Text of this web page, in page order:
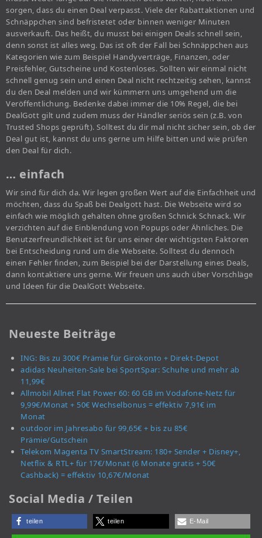
sorgen, dass du einen Deal verpasst. Viele der Rabattaktionen und
Schnäppchen sind befristetet oder binnen weniger Minuten
ausverkauft. Das heißt, du musst bei einigen Deals schnell sein,
denn sonst ist alles weg. Das ist oft der Fall bei Schnäppchen aus
Kategorien wie zum Beispiel Handyverträge, Finanzen, oder
Preisfehler, Gutscheine und Kostenloses. Sollten wir einmal nicht
schnell genug sein und einen Deal nicht rechtzeitig sehen, kannst
du den Deal melden und wir kümmern uns umgehend um die
Veröffentlichung. Bedenke dabei immer die 10% Regel, die bei
DealGott gilt und zudem muss der Händler seriös sein (z.B. von
Trusted Shops geprüft). Solltest du dir mal nicht sicher sein, ob der
Deal gut ist, kannst du uns gerne um Hilfe bitten und wie prüfen
den Deal für dich.
… einfach
Wir sind für dich da. Wir legen großen Wert auf die Einfachheit und
möchten, dass du Spaß bei Dealgott hast. Die Webseite wird so
einfach wie möglich gehalten ohne großen Schnick Schnack. Wir
verzichten auf die Einblendung von Popups oder Ähnliches. Die
Benutzerfreundlichkeit ist für uns einer der wichtigsten Faktoren
bei Entscheidung rund um die Webseite. Solltest du dennoch
einen Fehler finden, zum Beispiel bei der Darstellung eines Deals,
dann kontaktiere uns gerne. Wir freuen uns auch über Vorschläge
und Ideen für die DealGott Webseite.
Neueste Beiträge
ING: Bis zu 300€ Prämie für Girokonto + Direkt-Depot
adidas Neuheiten-Sale bei SportSpar: Schuhe und mehr ab
11,99€
Allmobil Allnet Flat Power 60: 60 GB im Vodafone-Netz für
9,99€/Monat + 50€ Wechselbonus = effektiv 7,91€ im
Monat
outdoor im Jahresabo für 99,65€ + bis zu 85€
Prämie/Gutschein
Telekom Magenta TV SmartStream: 180+ Sender + Disney+,
Netflix & RTL+ für 17€/Monat (6 Monate gratis + 50€
Cashback) = effektiv 10,67€/Monat
Social Media / Teilen
teilen teilen E-Mail